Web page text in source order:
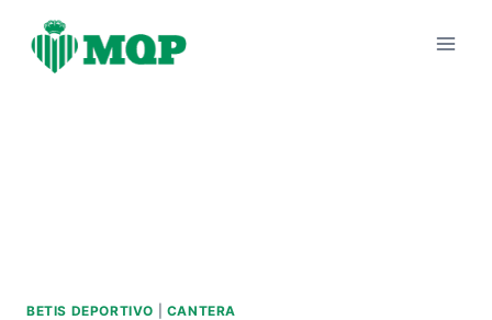
contenido
BETIS DEPORTIVO CANTERA